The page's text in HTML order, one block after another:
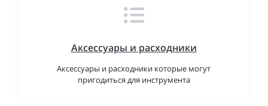
Аксессуары и расходники
Аксессуары и расходники которые могут
пригодиться для инструмента